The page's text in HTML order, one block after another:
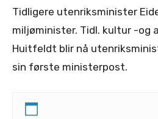
Tidligere utenriksminister
miljøminister. Tidl. kultur -og
Huitfeldt blir nå
sin første ministerpost.